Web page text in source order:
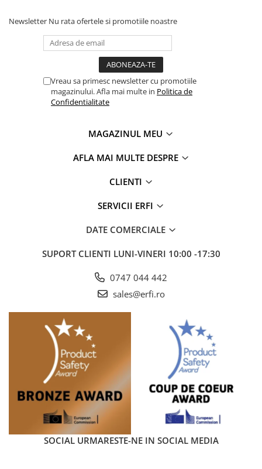
Protectie solara
Capotina independenta a scoicii auto este prevazuta cu un
solare. Aceasta ajuta la mentinerea unui mediu confortabil si
caldura excesiva.
Instalare intuitiva
Scoica auto Avionaut Cosmo 2.0 se fixeaza rapid si sigur in
centurile de siguranta ale masinii, oferind o prindere stabila
si ferma care garanteaza protectia optima a copilului in
timpul calatoriilor. Sistemul de prindere este intuitiv, usor de
utilizat si proiectat pentru a minimiza miscarile necontrolate
ale scoicii, asigurand un nivel ridicat de siguranta si confort
pentru cei mai mici pasageri.
Newsletter Nu rata ofertele si promotiile noastre
Vreau sa primesc newsletter cu promotiile
magazinului. Afla mai multe in Politica de
Confidentialitate
MAGAZINUL MEU
AFLA MAI MULTE DESPRE
CLIENTI
SERVICII ERFI
DATE COMERCIALE
SUPORT CLIENTI LUNI-VINERI 10:00 -17:30
0747 044 442
sales@erfi.ro
SOCIAL URMARESTE-NE IN SOCIAL MEDIA